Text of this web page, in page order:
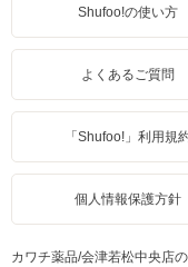
Shufoo!の使い方
よくあるご質問
「Shufoo!」利用規
個人情報保護方針
カワチ薬品/会津若松中央店